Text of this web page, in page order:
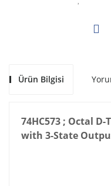
Ürün Bilgisi
74HC573 ; Octal
with 3-State